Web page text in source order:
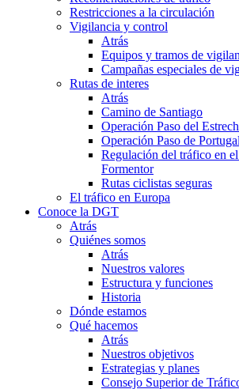
Restricciones a la circulación
Vigilancia y control
Atrás
Equipos y tramos de
Campañas especiales de
Rutas de interes
Atrás
Camino de Santiago
Operación Paso del
Operación Paso de Portugal
Regulación del tráfico en
Formentor
Rutas ciclistas seguras
El tráfico en Europa
Conoce la DGT
Atrás
Quiénes somos
Atrás
Nuestros valores
Estructura y funciones
Historia
Dónde estamos
Qué hacemos
Atrás
Nuestros objetivos
Estrategias y planes
Consejo Superior de